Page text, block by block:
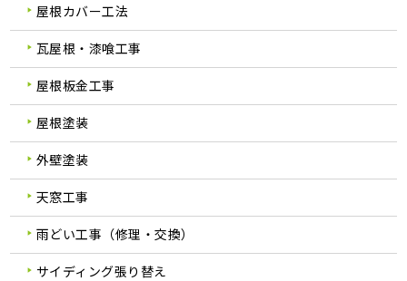
屋根カバー工法
瓦屋根・漆喰工事
屋根板金工事
屋根塗装
外壁塗装
天窓工事
雨どい工事（修理・交換）
サイディング張り替え